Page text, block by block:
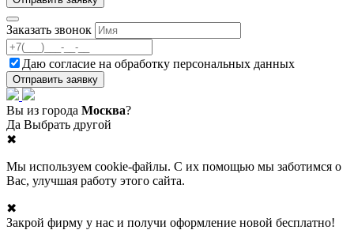
Заказать звонок
Даю согласие на обработку персональных данных
Вы из города Москва?
Да Выбрать другой
✖
Мы используем cookie-файлы. С их помощью мы заботимся о
Вас, улучшая работу этого сайта.
✖
Закрой фирму у нас и получи оформление новой бесплатно!